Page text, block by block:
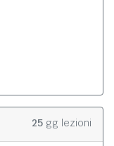
25 gg lezioni